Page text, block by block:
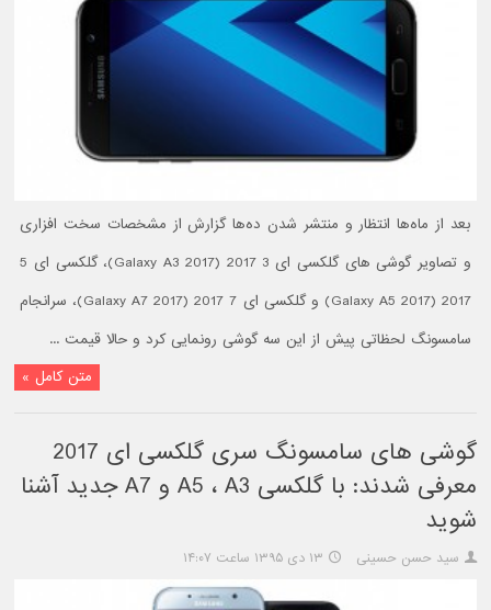
بعد از ماه‌ها انتظار و منتشر شدن ده‌ها گزارش از مشخصات سخت افزاری
و تصاویر گوشی های گلکسی ای 3 2017 (Galaxy A3 2017)، گلکسی ای 5
2017 (Galaxy A5 2017) و گلکسی ای 7 2017 (Galaxy A7 2017)، سرانجام
سامسونگ لحظاتی پیش از این سه گوشی رونمایی کرد و حالا قیمت ...
متن کامل »
گوشی های سامسونگ سری گلکسی ای 2017
معرفی شدند: با گلکسی A5 ، A3 و A7 جدید آشنا
شوید
سید حسن حسینی ۱۳ دی ۱۳۹۵ ساعت ۱۴:۰۷